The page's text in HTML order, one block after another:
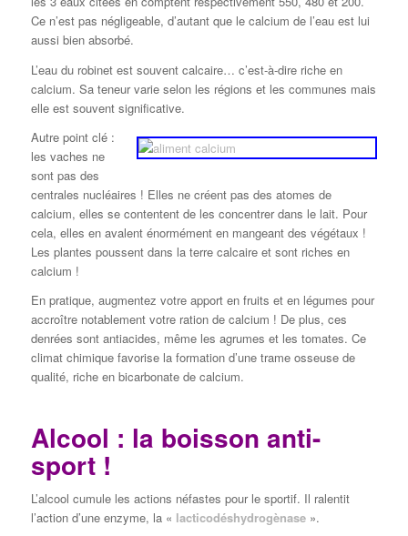
Ce n’est pas négligeable, d’autant que le calcium de l’eau est lui
aussi bien absorbé.
L’eau du robinet est souvent calcaire… c’est-à-dire riche en
calcium. Sa teneur varie selon les régions et les communes mais
elle est souvent significative.
Autre point clé :
les vaches ne
sont pas des
centrales nucléaires ! Elles ne créent pas des atomes de
calcium, elles se contentent de les concentrer dans le lait. Pour
cela, elles en avalent énormément en mangeant des végétaux !
Les plantes poussent dans la terre calcaire et sont riches en
calcium !
En pratique, augmentez votre apport en fruits et en légumes pour
accroître notablement votre ration de calcium ! De plus, ces
denrées sont antiacides, même les agrumes et les tomates. Ce
climat chimique favorise la formation d’une trame osseuse de
qualité, riche en bicarbonate de calcium.
Alcool : la boisson anti-
sport !
L’alcool cumule les actions néfastes pour le sportif. Il ralentit
l’action d’une enzyme, la « lacticodéshydrogènase».